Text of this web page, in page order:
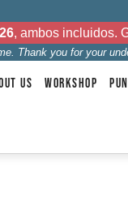
, ambos incluidos.
Thank you for your
US WORKSHOP